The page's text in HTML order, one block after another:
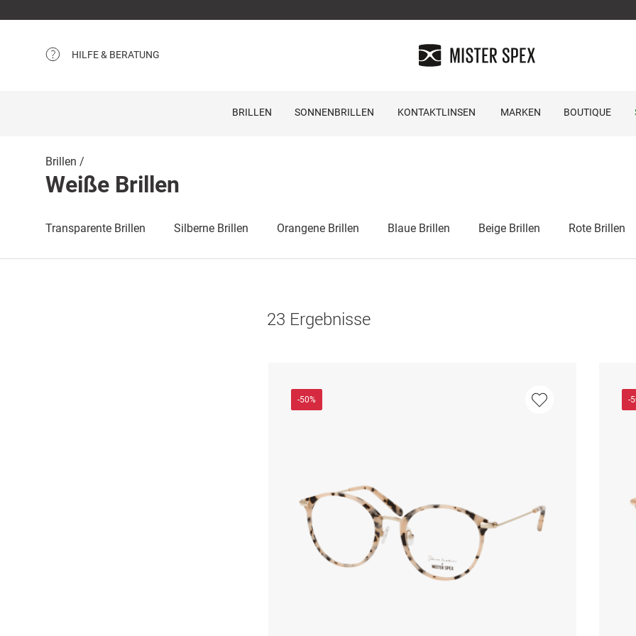
HILFE & BERATUNG
BRILLEN SONNENBRILLEN KONTAKTLINSEN MARKEN BOUTIQUE
Brillen
Weiße Brillen
Transparente Brillen Silberne Brillen Orangene Brillen Blaue Brillen Beige Brillen Rote Brillen
23 Ergebnisse
-50% -